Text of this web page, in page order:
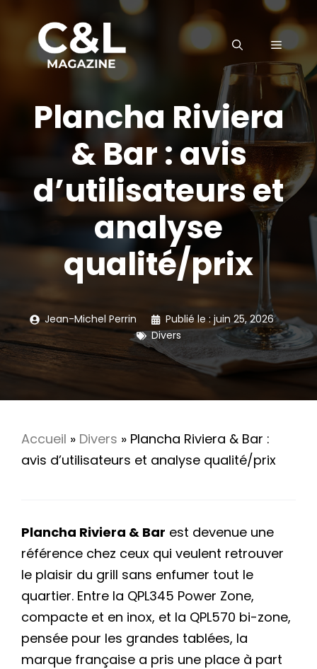
contenu
MENU
Plancha Riviera
& Bar : avis
d’utilisateurs et
analyse
qualité/prix
Jean-Michel Perrin Publié le :juin 25, 2026
Divers
Accueil » Divers » Plancha Riviera & Bar :
avis d’utilisateurs et analyse qualité/prix
Plancha Riviera & Bar est devenue une
référence chez ceux qui veulent retrouver
le plaisir du grill sans enfumer tout le
quartier. Entre la QPL345 Power Zone,
compacte et en inox, et la QPL570 bi-zone,
pensée pour les grandes tablées, la
marque française a pris une place à part